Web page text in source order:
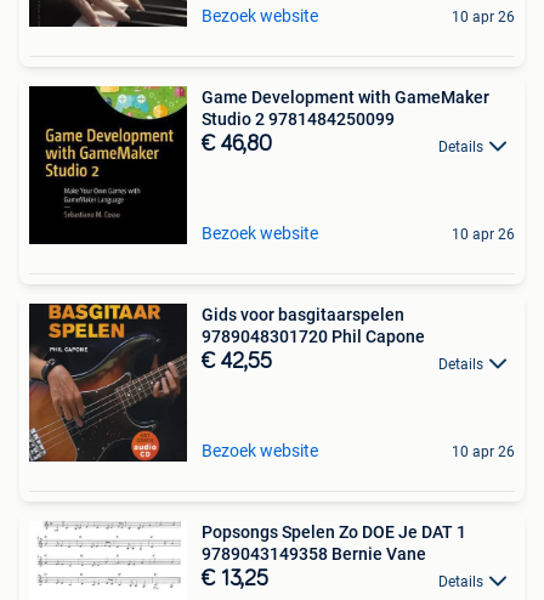
Bezoek website 10 apr 26
Game Development with GameMaker
Studio 2 9781484250099
€ 46,80 Details
Bezoek website 10 apr 26
Gids voor basgitaarspelen
9789048301720 Phil Capone
€ 42,55 Details
Bezoek website 10 apr 26
Popsongs Spelen Zo DOE Je DAT 1
9789043149358 Bernie Vane
€ 13,25 Details